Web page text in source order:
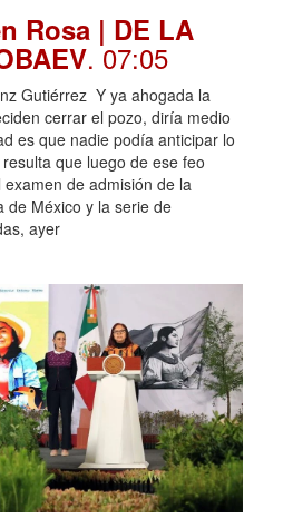
Rosa | DE LA
. 07:05
Gutiérrez Y ya ahogada la
cerrar el pozo, diría medio
es que nadie podía anticipar lo
que luego de ese feo
de admisión de la
de México y la serie de
ayer